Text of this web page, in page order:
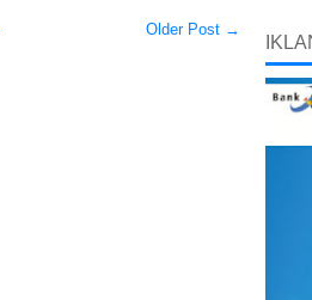
Older Post →